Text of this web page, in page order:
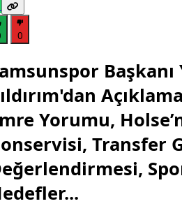
0
Başkanı
Yorumu,
Transfer